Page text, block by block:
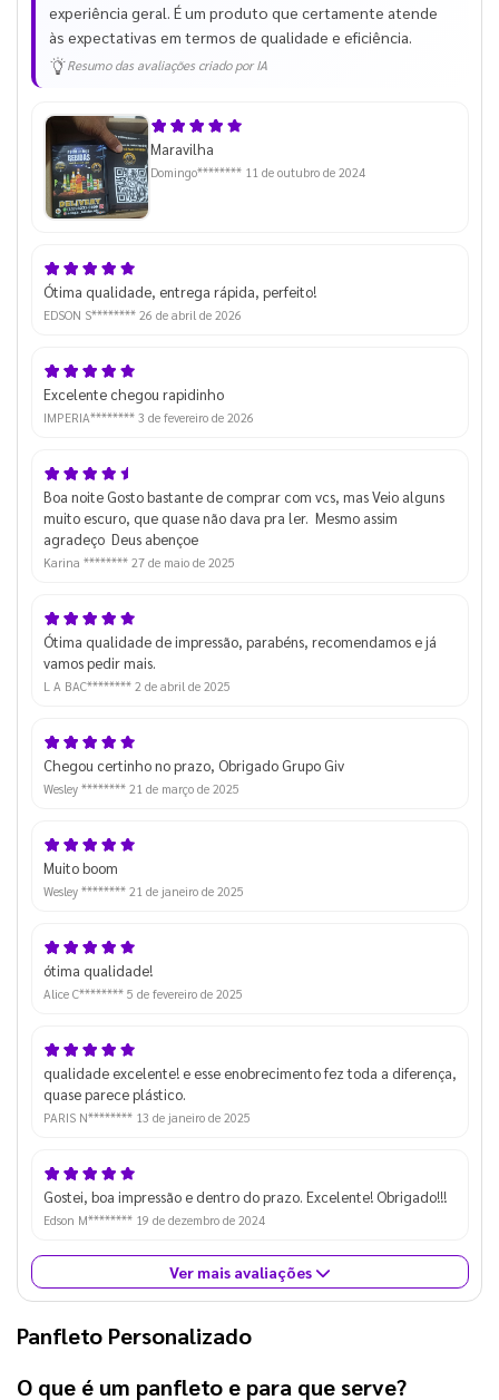
experiência geral. É um produto que certamente atende
às expectativas em termos de qualidade e eficiência.
Resumo das avaliações criado por IA
Maravilha
Domingo******** 11 de outubro de 2024
Ótima qualidade, entrega rápida, perfeito!
EDSON S******** 26 de abril de 2026
Excelente chegou rapidinho
IMPERIA******** 3 de fevereiro de 2026
Boa noite Gosto bastante de comprar com vcs, mas Veio alguns
muito escuro, que quase não dava pra ler. Mesmo assim
agradeço Deus abençoe
Karina ******** 27 de maio de 2025
Ótima qualidade de impressão, parabéns, recomendamos e já
vamos pedir mais.
L A BAC******** 2 de abril de 2025
Chegou certinho no prazo, Obrigado Grupo Giv
Wesley ******** 21 de março de 2025
Muito boom
Wesley ******** 21 de janeiro de 2025
ótima qualidade!
Alice C******** 5 de fevereiro de 2025
qualidade excelente! e esse enobrecimento fez toda a diferença,
quase parece plástico.
PARIS N******** 13 de janeiro de 2025
Gostei, boa impressão e dentro do prazo. Excelente! Obrigado!!!
Edson M******** 19 de dezembro de 2024
Ver mais avaliações
Panfleto Personalizado
O que é um panfleto e para que serve?